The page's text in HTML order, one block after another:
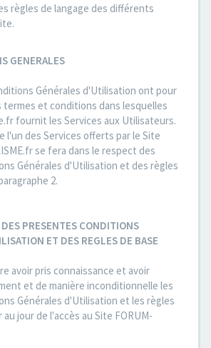
règles de langage des différents
GENERALES
Générales d'Utilisation ont pour
et conditions dans lesquelles
fournit les Services aux Utilisateurs.
l'un des Services offerts par le Site
se fera dans le respect des
Générales d'Utilisation et des règles
2.
PRESENTES CONDITIONS
ET DES REGLES DE BASE
avoir pris connaissance et avoir
et de manière inconditionnelle les
Générales d'Utilisation et les règles
jour de l'accès au Site FORUM-